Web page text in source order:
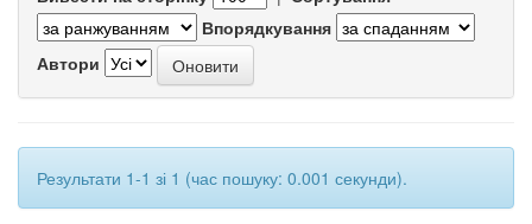
Впорядкування
Автори
Результати 1-1 зі 1 (час пошуку: 0.001 секунди).